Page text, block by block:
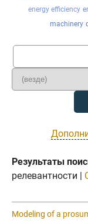
energy efficiency
machinery
Результаты
релевантности |
Modeling of a